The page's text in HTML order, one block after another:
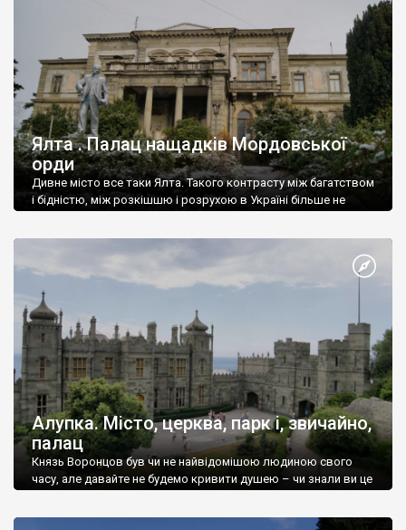
Ялта . Палац нащадків Мордовської
орди
Дивне місто все таки Ялта. Такого контрасту між багатством
і бідністю, між розкішшю і розрухою в Україні більше не
Алупка. Місто, церква, парк і, звичайно,
палац
Князь Воронцов був чи не найвідомішою людиною свого
часу, але давайте не будемо кривити душею – чи знали ви це